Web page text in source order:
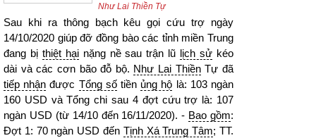
Như Lai Thiền Tự
Sau khi ra thông bạch kêu gọi cứu trợ ngày
14/10/2020 giúp đỡ đồng bào các tỉnh miền Trung
đang bị thiệt hạinặng nề sau trận lũ lịch sử kéo
dài và các cơn bão đỗ bộ. Như Lai ThiềnTự đã
tiếp nhận được Tổng sốtiền ủng hộ là: 103 ngàn
160 USD và Tổng chi sau 4 đợt cứu trợ là: 107
ngàn USD (từ 14/10 đến 16/11/2020). - Bao gồm:
Đợt 1: 70 ngàn USD đến Tịnh Xá Trung Tâm; TT.